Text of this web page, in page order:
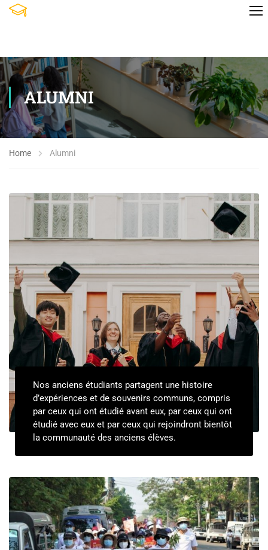
ALUMNI
Home Alumni
Nos anciens étudiants partagent une histoire
d’expériences et de souvenirs communs, compris
par ceux qui ont étudié avant eux, par ceux qui ont
étudié avec eux et par ceux qui rejoindront bientôt
la communauté des anciens élèves.